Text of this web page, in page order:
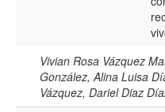
Vivian Rosa Vázquez
González, Alina Luisa
Vázquez, Dariel Diaz